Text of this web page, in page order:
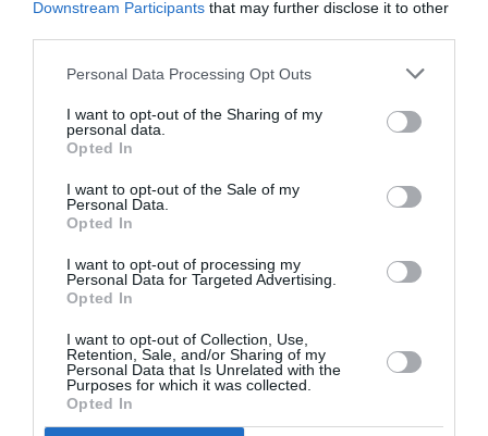
Downstream Participants that may further disclose it to other
Personal Data Processing Opt Outs
I want to opt-out of the Sharing of my
personal data.
Opted In
I want to opt-out of the Sale of my
Personal Data.
Opted In
I want to opt-out of processing my
Personal Data for Targeted Advertising.
Opted In
I want to opt-out of Collection, Use,
Retention, Sale, and/or Sharing of my
Personal Data that Is Unrelated with the
Purposes for which it was collected.
Opted In
Tags
ΕΛΛΗΝΙΚΕΣ ΤΑΙΝΙΕΣ
ΝΤΟΚΙΜΑΝΤΕΡ - ΙΣΤΟΡΙΚΕΣ ΤΑΙΝΙΕΣ
Newsletter
Κάθε βδομάδα στο e-mail σας τα τελευταία νέα για
την Τέχνη και τον Πολιτισμό!